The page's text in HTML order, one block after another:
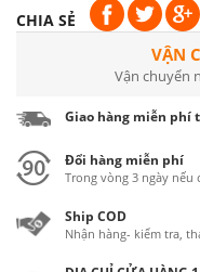
CHIA SẺ
VẬN
Vận chuyển
Giao hàng miễn phí
Đổi hàng miễn phí
Trong vòng 3 ngày nếu
Ship COD
Nhận hàng- kiểm tra,